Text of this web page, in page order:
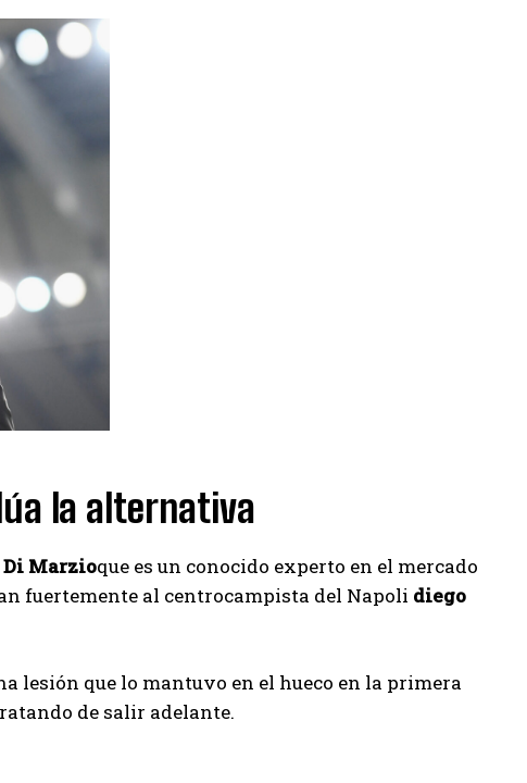
la alternativa
Di Marzioque es un conocido experto en el mercado
fuertemente al centrocampista del Napoli diego
lesión que lo mantuvo en el hueco en la primera
de salir adelante.